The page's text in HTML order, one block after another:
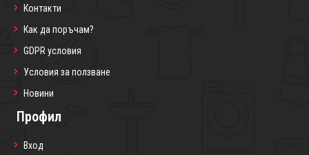
Контакти
Как да поръчам?
GDPR условия
Условия за ползване
Новини
Профил
Вход